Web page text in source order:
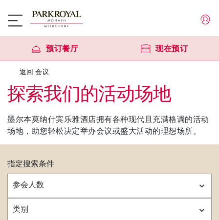
预订餐厅 现在预订
返回 会议
探索我们的活动场地
墨尔本莫纳什宾乐雅酒店拥有各种现代且充满格调的活动
场地，助您轻松决定举办会议或盛大活动的理想场所。
指定搜索条件
参会人数
类别